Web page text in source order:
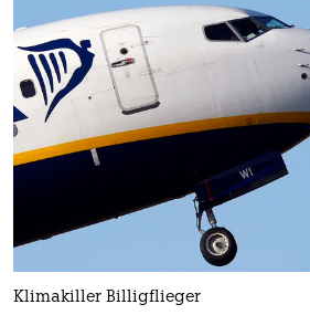
Klimakiller Billigflieger